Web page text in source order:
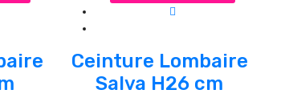
Ceinture Lombaire
Salva H26 cm